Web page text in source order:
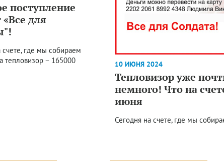
поступление
«Все для
счете, где мы собираем
тепловизор – 165000
10 ИЮНЯ 2024
Тепловизор уже
немного! Что на
июня
Сегодня на счете, где мы